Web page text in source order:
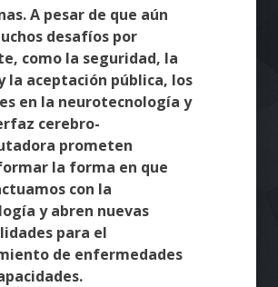
A pesar de que aún
desafíos por
como la seguridad, la
la aceptación pública, los
en la neurotecnología y
cerebro-
prometen
la forma en que
con la
y abren nuevas
para el
de enfermedades